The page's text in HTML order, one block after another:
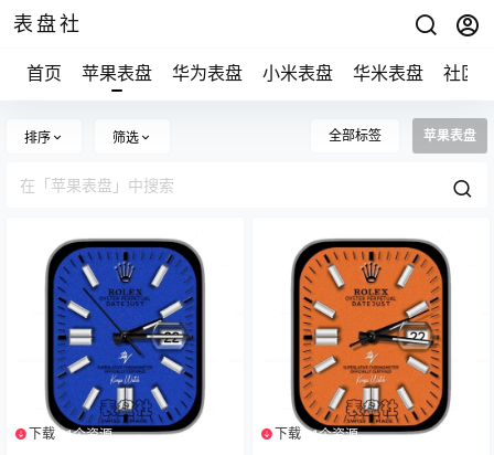
表盘社
首页 苹果表盘 华为表盘 小米表盘 华米表盘 社区
排序 筛选 全部标签 苹果表盘
下载 1个资源 下载 1个资源